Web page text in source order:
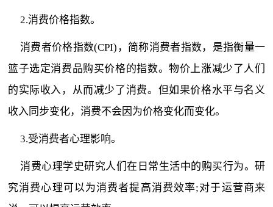
2.消费价格指数。
消费者价格指数(CPI)，简称消费者指数，是指衡量一
篮子选定消费品购买价格的指数。物价上涨减少了人们
的实际收入，从而减少了消费。但如果价格水平与名义
收入同步变化，消费不会因为价格变化而变化。
3.受消费者心理影响。
消费心理学史研究人们在日常生活中的购买行为。研
究消费心理可以为消费者提高消费效率;对于运营商来